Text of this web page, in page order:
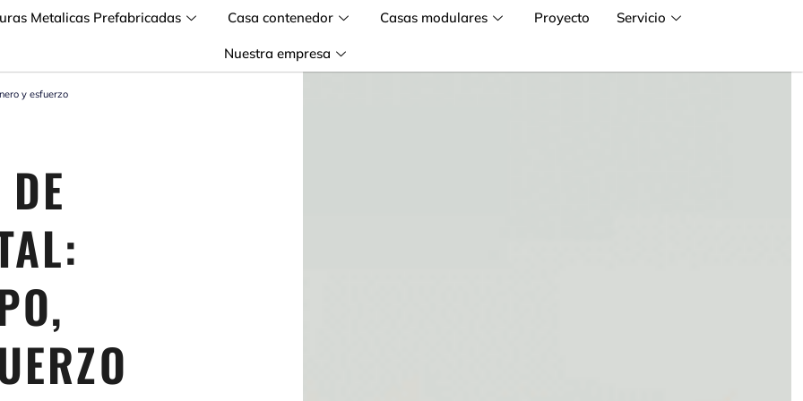
Metalicas Prefabricadas Casa contenedor Casas modulares Proyecto Servicio
Nuestra empresa
y esfuerzo